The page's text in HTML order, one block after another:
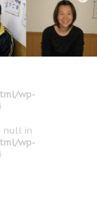
wp-
null in
wp-